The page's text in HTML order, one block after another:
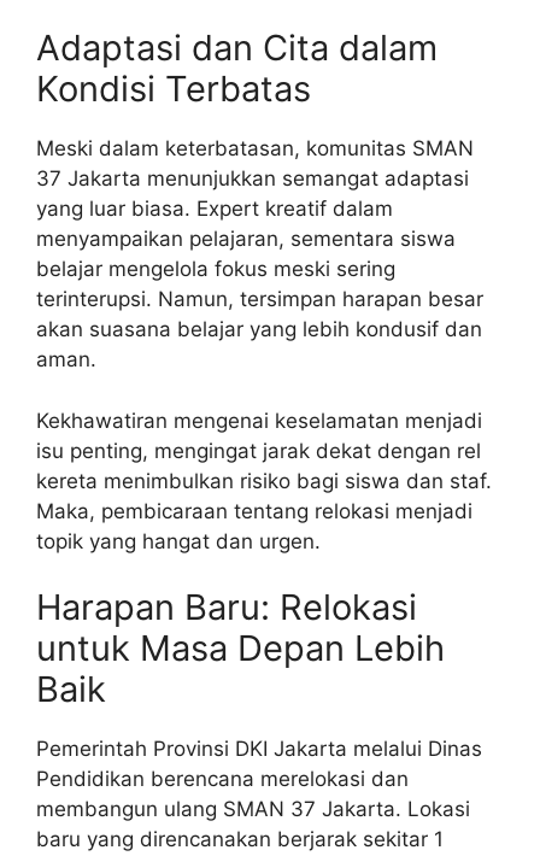
Adaptasi dan Cita dalam
Kondisi Terbatas
Meski dalam keterbatasan, komunitas SMAN
37 Jakarta menunjukkan semangat adaptasi
yang luar biasa. Expert kreatif dalam
menyampaikan pelajaran, sementara siswa
belajar mengelola fokus meski sering
terinterupsi. Namun, tersimpan harapan besar
akan suasana belajar yang lebih kondusif dan
aman.
Kekhawatiran mengenai keselamatan menjadi
isu penting, mengingat jarak dekat dengan rel
kereta menimbulkan risiko bagi siswa dan staf.
Maka, pembicaraan tentang relokasi menjadi
topik yang hangat dan urgen.
Harapan Baru: Relokasi
untuk Masa Depan Lebih
Baik
Pemerintah Provinsi DKI Jakarta melalui Dinas
Pendidikan berencana merelokasi dan
membangun ulang SMAN 37 Jakarta. Lokasi
baru yang direncanakan berjarak sekitar 1